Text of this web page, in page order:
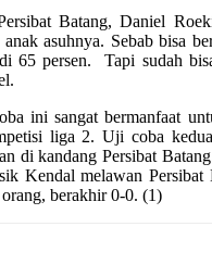
Batang, Daniel
asuhnya. Sebab bisa
65 persen. Tapi sudah
ini sangat bermanfaat
liga 2. Uji coba
di kandang Persibat
Kendal melawan Persibat
berakhir 0-0. (1)